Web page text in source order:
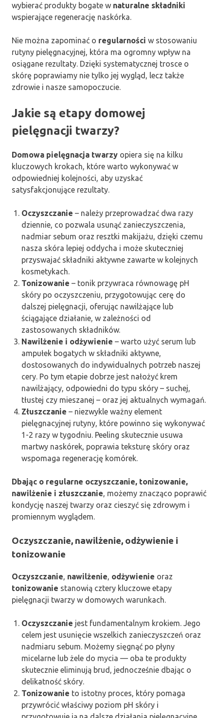
wybierać produkty bogate w naturalne składniki
wspierające regenerację naskórka.
Nie można zapominać o regularności w stosowaniu
rutyny pielęgnacyjnej, która ma ogromny wpływ na
osiągane rezultaty. Dzięki systematycznej trosce o
skórę poprawiamy nie tylko jej wygląd, lecz także
zdrowie i nasze samopoczucie.
Jakie są etapy domowej
pielęgnacji twarzy?
Domowa pielęgnacja twarzy opiera się na kilku
kluczowych krokach, które warto wykonywać w
odpowiedniej kolejności, aby uzyskać
satysfakcjonujące rezultaty.
Oczyszczanie – należy przeprowadzać dwa razy
dziennie, co pozwala usunąć zanieczyszczenia,
nadmiar sebum oraz resztki makijażu, dzięki czemu
nasza skóra lepiej oddycha i może skuteczniej
przyswajać składniki aktywne zawarte w kolejnych
kosmetykach.
Tonizowanie – tonik przywraca równowagę pH
skóry po oczyszczeniu, przygotowując cerę do
dalszej pielęgnacji, oferując nawilżające lub
ściągające działanie, w zależności od
zastosowanych składników.
Nawilżenie i odżywienie – warto użyć serum lub
ampułek bogatych w składniki aktywne,
dostosowanych do indywidualnych potrzeb naszej
cery. Po tym etapie dobrze jest nałożyć krem
nawilżający, odpowiedni do typu skóry – suchej,
tłustej czy mieszanej – oraz jej aktualnych wymagań.
Złuszczanie – niezwykle ważny element
pielęgnacyjnej rutyny, które powinno się wykonywać
1-2 razy w tygodniu. Peeling skutecznie usuwa
martwy naskórek, poprawia teksturę skóry oraz
wspomaga regenerację komórek.
Dbając o regularne oczyszczanie, tonizowanie,
nawilżenie i złuszczanie, możemy znacząco poprawić
kondycję naszej twarzy oraz cieszyć się zdrowym i
promiennym wyglądem.
Oczyszczanie, nawilżenie, odżywienie i
tonizowanie
Oczyszczanie, nawilżenie, odżywienie oraz
tonizowanie stanowią cztery kluczowe etapy
pielęgnacji twarzy w domowych warunkach.
Oczyszczanie jest fundamentalnym krokiem. Jego
celem jest usunięcie wszelkich zanieczyszczeń oraz
nadmiaru sebum. Możemy sięgnąć po płyny
micelarne lub żele do mycia — oba te produkty
skutecznie eliminują brud, jednocześnie dbając o
delikatność skóry.
Tonizowanie to istotny proces, który pomaga
przywrócić właściwy poziom pH skóry i